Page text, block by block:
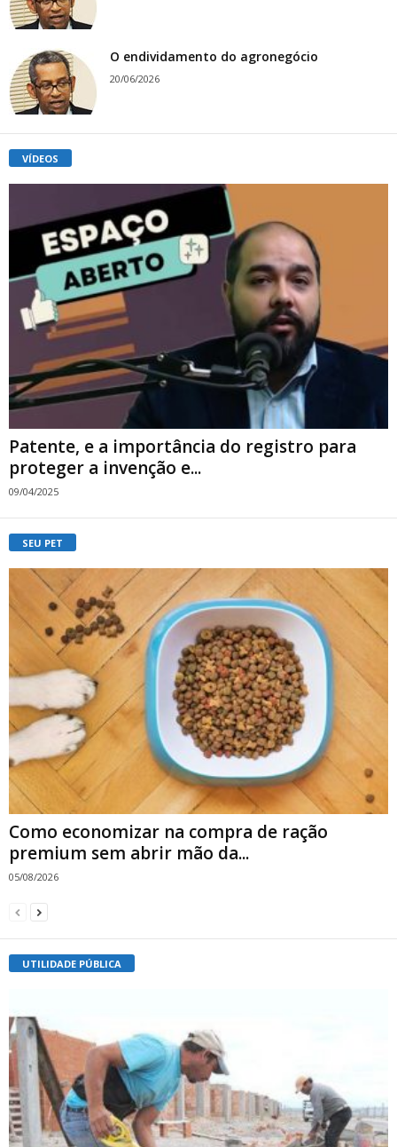
O endividamento do agronegócio
20/06/2026
VÍDEOS
Patente, e a importância do registro para
proteger a invenção e...
09/04/2025
SEU PET
Como economizar na compra de ração
premium sem abrir mão da...
05/08/2026
UTILIDADE PÚBLICA